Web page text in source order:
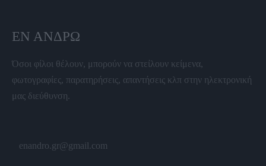
ΕΝ ΆΝΔΡΩ
Όσοι φίλοι θέλουν, μπορούν να στείλουν κείμενα,
φωτογραφίες, παρατηρήσεις, απαντήσεις κλπ στην ηλεκτρονική
μας διεύθυνση.
enandro.gr@gmail.com